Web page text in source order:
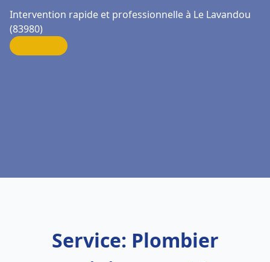
Intervention rapide et professionnelle à Le Lavandou
(83980)
Service: Plombier